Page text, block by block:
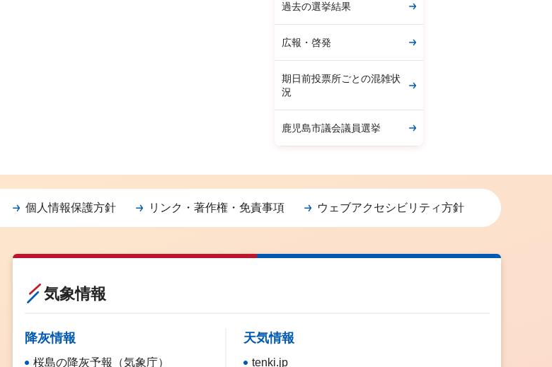
過去の選挙結果
広報・啓発
期日前投票所ごとの混雑状
況
鹿児島市議会議員選挙
個人情報保護方針 リンク・著作権・免責事項 ウェブアクセシビリティ方針
気象情報
降灰情報
桜島の降灰予報（気象庁）
天気情報
tenki.jp